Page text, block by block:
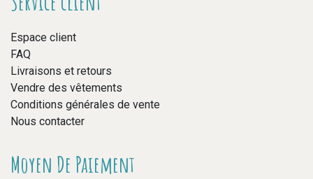
Espace client
FAQ
Livraisons et retours
Vendre des vêtements
Conditions générales de vente
Nous contacter
Moyen De Paiement